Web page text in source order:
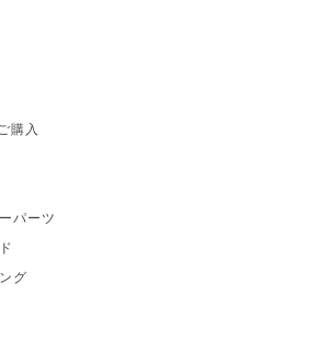
購入
パーツ
グ